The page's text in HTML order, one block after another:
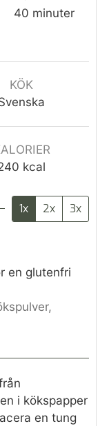
40 minuter
KÖK
kcal
1x 2x 3x
en glutenfri
i kökspapper
en tung